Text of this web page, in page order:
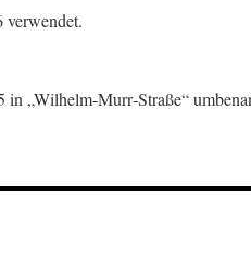
verwendet.
„Wilhelm‑Murr‑Straße“